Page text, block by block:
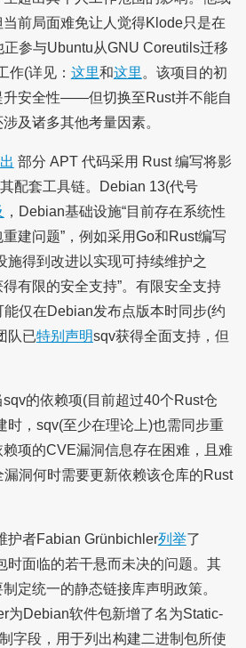
前局面难免让人觉得Klode只是在
参与Ubuntu从GNU Coreutils迁移
作(详见： 这里和这里 。该项目的初
升安全性——但切换至Rust并不能自
及诸多其他考量因素。
部分 APT 代码采用 Rust 编写将影
配套工具链。Debian 13(代号
，Debian基础设施“目前存在系统性
建问题”，例如采用Go和Rust编写
施得到改进以实现可持续维护之
有限的安全支持”。有限安全支持
仅在Debian发布点版本时同步(约
队已特别声明sqv获得全面支持，但
的依赖项(目前超过40个Rust仓
时，sqv(至少在理论上)也需同步重
项的CVE漏洞信息存在困难，且难
漏洞何时需要更新依赖该仓库的Rust
护者Fabian Grünbichler列举了
时面临的若干悬而未决的问题。其
定统一的静态链接库声明政策。
为Debian软件包新增了名为Static-
字段，用于列出构建二进制包所使